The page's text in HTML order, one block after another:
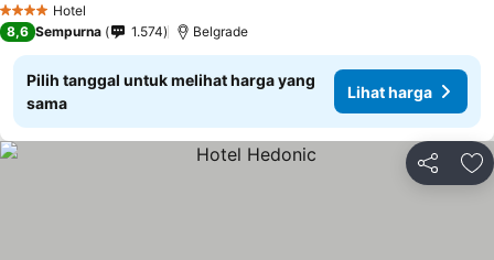
4 BintangHotel
8,6 Sempurna 1.574 Belgrade
Pilih tanggal untuk melihat harga yang
sama
Lihat harga
Bagikan